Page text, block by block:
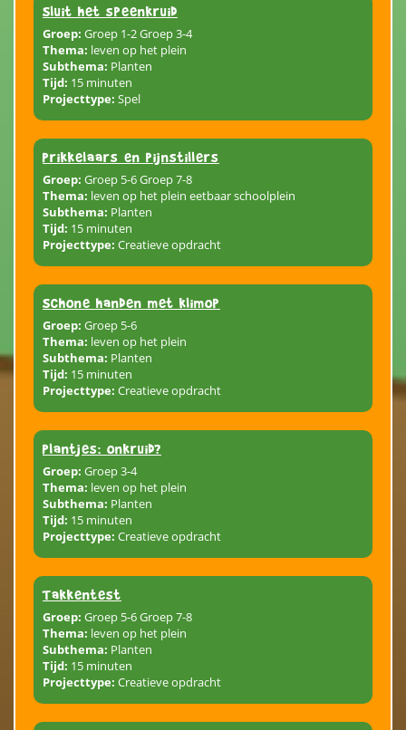
Sluit het speenkruid
Groep: Groep 1-2 Groep 3-4
Thema: leven op het plein
Subthema: Planten
Tijd: 15 minuten
Projecttype: Spel
Prikkelaars en pijnstillers
Groep: Groep 5-6 Groep 7-8
Thema: leven op het plein eetbaar schoolplein
Subthema: Planten
Tijd: 15 minuten
Projecttype: Creatieve opdracht
Schone handen met klimop
Groep: Groep 5-6
Thema: leven op het plein
Subthema: Planten
Tijd: 15 minuten
Projecttype: Creatieve opdracht
Plantjes: onkruid?
Groep: Groep 3-4
Thema: leven op het plein
Subthema: Planten
Tijd: 15 minuten
Projecttype: Creatieve opdracht
Takkentest
Groep: Groep 5-6 Groep 7-8
Thema: leven op het plein
Subthema: Planten
Tijd: 15 minuten
Projecttype: Creatieve opdracht